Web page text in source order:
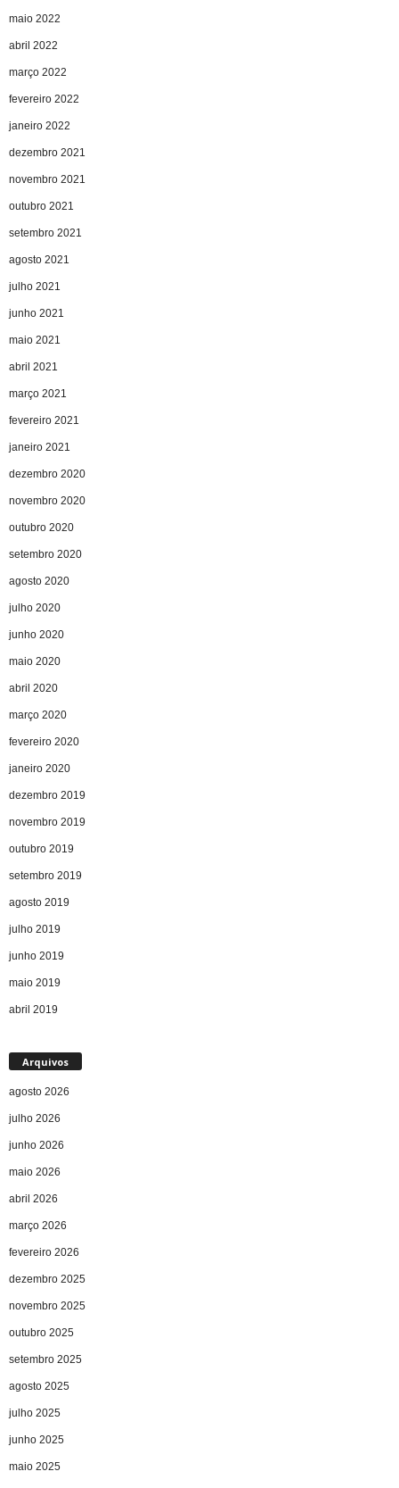
maio 2022
abril 2022
março 2022
fevereiro 2022
janeiro 2022
dezembro 2021
novembro 2021
outubro 2021
setembro 2021
agosto 2021
julho 2021
junho 2021
maio 2021
abril 2021
março 2021
fevereiro 2021
janeiro 2021
dezembro 2020
novembro 2020
outubro 2020
setembro 2020
agosto 2020
julho 2020
junho 2020
maio 2020
abril 2020
março 2020
fevereiro 2020
janeiro 2020
dezembro 2019
novembro 2019
outubro 2019
setembro 2019
agosto 2019
julho 2019
junho 2019
maio 2019
abril 2019
Arquivos
agosto 2026
julho 2026
junho 2026
maio 2026
abril 2026
março 2026
fevereiro 2026
dezembro 2025
novembro 2025
outubro 2025
setembro 2025
agosto 2025
julho 2025
junho 2025
maio 2025